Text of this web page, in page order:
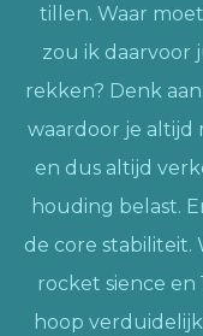
tillen. Waar
zou ik daarvoor
rekken? Denk
waardoor je
en dus altijd
houding belast.
de core stabiliteit.
rocket sience
hoop